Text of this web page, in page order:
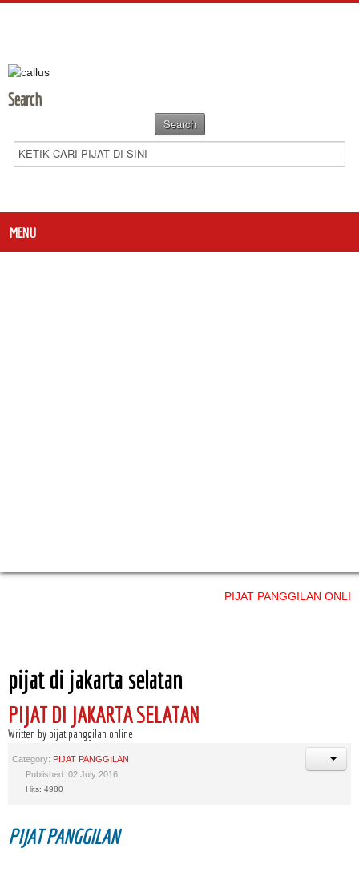
Search
MENU
PIJAT PANGGILAN
pijat di jakarta selatan
PIJAT DI JAKARTA SELATAN
Written by pijat panggilan online
Category: PIJAT PANGGILAN
Published: 02 July 2016
Hits: 4980
PIJAT PANGGILAN